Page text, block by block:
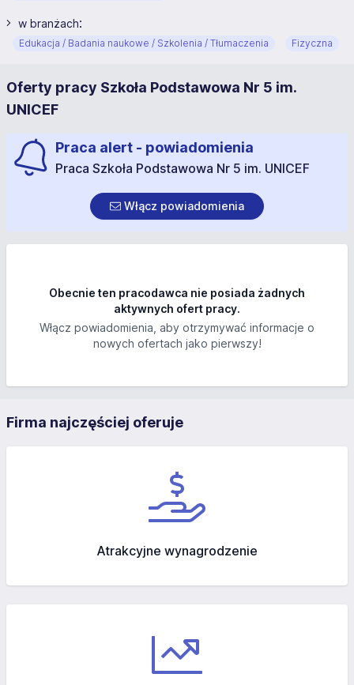
w branżach:
Edukacja / Badania naukowe / Szkolenia / Tłumaczenia Fizyczna
Oferty pracy Szkoła Podstawowa Nr 5 im.
UNICEF
Praca alert - powiadomienia
Praca Szkoła Podstawowa Nr 5 im. UNICEF
Włącz powiadomienia
Obecnie ten pracodawca nie posiada żadnych
aktywnych ofert pracy.
Włącz powiadomienia, aby otrzymywać informacje o
nowych ofertach jako pierwszy!
Firma najczęściej oferuje
Atrakcyjne wynagrodzenie